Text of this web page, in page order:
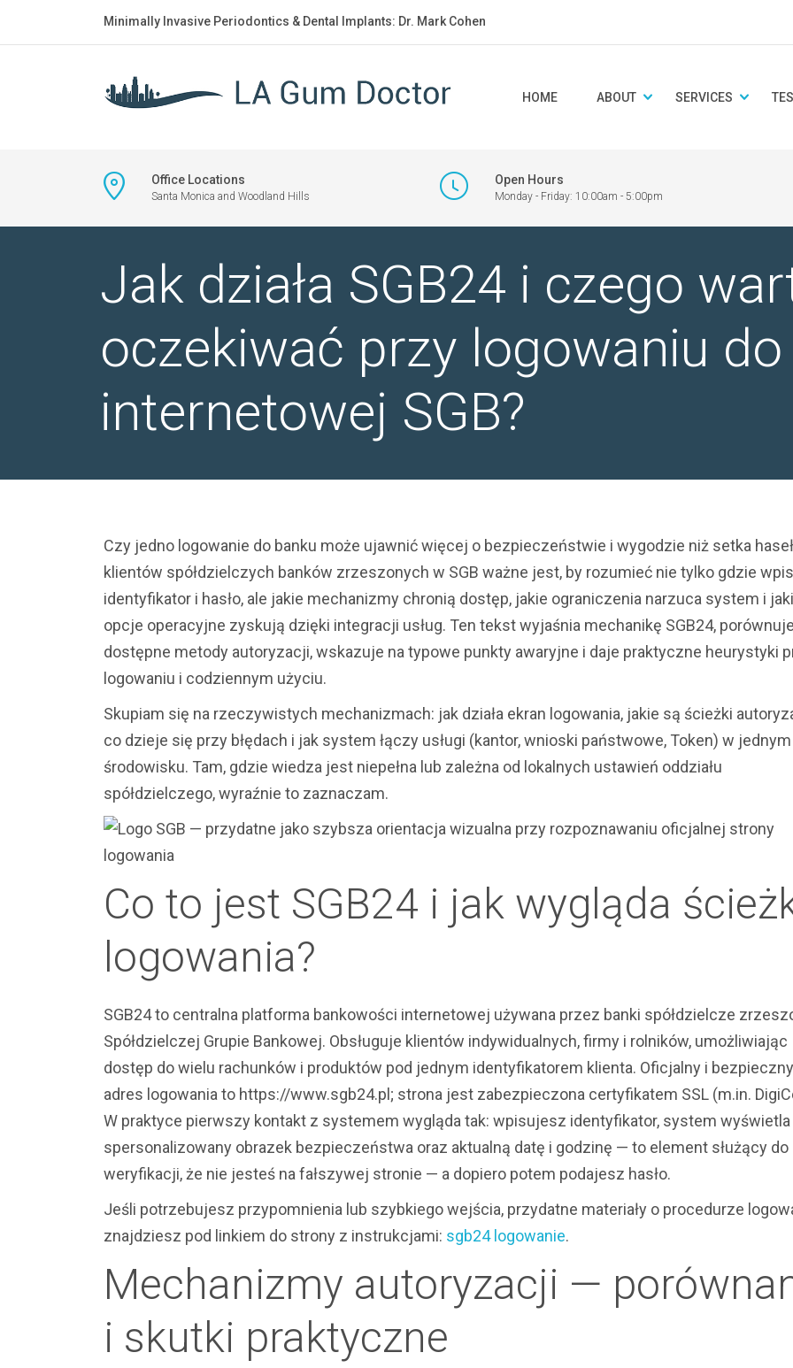
Minimally Invasive Periodontics & Dental Implants: Dr. Mark Cohen
HOME ABOUT SERVICES
Office Locations
Santa Monica and Woodland Hills
Open Hours
Monday - Friday: 10:00am - 5:00pm
Jak działa SGB24 i czego
oczekiwać przy logowaniu
internetowej SGB?
Czy jedno logowanie do banku może ujawnić więcej o bezpieczeństwie i wygodzie niż setka
klientów spółdzielczych banków zrzeszonych w SGB ważne jest, by rozumieć nie tylko gdzie
identyfikator i hasło, ale jakie mechanizmy chronią dostęp, jakie ograniczenia narzuca system i
opcje operacyjne zyskują dzięki integracji usług. Ten tekst wyjaśnia mechanikę SGB24, porównuje
dostępne metody autoryzacji, wskazuje na typowe punkty awaryjne i daje praktyczne heurystyki
logowaniu i codziennym użyciu.
Skupiam się na rzeczywistych mechanizmach: jak działa ekran logowania, jakie są ścieżki
co dzieje się przy błędach i jak system łączy usługi (kantor, wnioski państwowe, Token) w jednym
środowisku. Tam, gdzie wiedza jest niepełna lub zależna od lokalnych ustawień oddziału
spółdzielczego, wyraźnie to zaznaczam.
Co to jest SGB24 i jak wygląda
logowania?
SGB24 to centralna platforma bankowości internetowej używana przez banki spółdzielcze
Spółdzielczej Grupie Bankowej. Obsługuje klientów indywidualnych, firmy i rolników, umożliwiając
dostęp do wielu rachunków i produktów pod jednym identyfikatorem klienta. Oficjalny i bezpieczny
adres logowania to https://www.sgb24.pl; strona jest zabezpieczona certyfikatem SSL (m.in.
W praktyce pierwszy kontakt z systemem wygląda tak: wpisujesz identyfikator, system wyświetla
spersonalizowany obrazek bezpieczeństwa oraz aktualną datę i godzinę — to element służący do
weryfikacji, że nie jesteś na fałszywej stronie — a dopiero potem podajesz hasło.
Jeśli potrzebujesz przypomnienia lub szybkiego wejścia, przydatne materiały o procedurze
znajdziesz pod linkiem do strony z instrukcjami: sgb24 logowanie.
Mechanizmy autoryzacji —
i skutki praktyczne